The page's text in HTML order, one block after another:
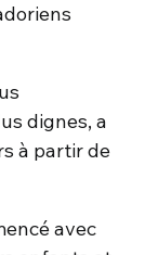
dignes, a
à partir de
avec